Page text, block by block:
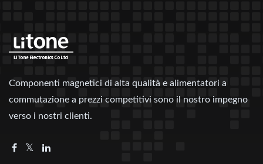
Componenti magnetici di alta qualità e alimentatori a
commutazione a prezzi competitivi sono il nostro impegno
verso i nostri clienti.